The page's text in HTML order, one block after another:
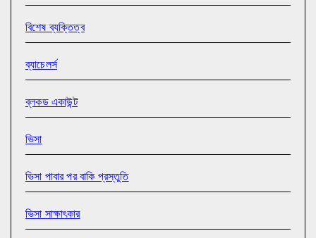
বিশেষ ব্যক্তিত্ব
ব্যাচেলর্স
ব্লকড একাউন্ট
ভিসা
ভিসা পাবার পর বাকি প্রস্তুতি
ভিসা সাক্ষাৎকার